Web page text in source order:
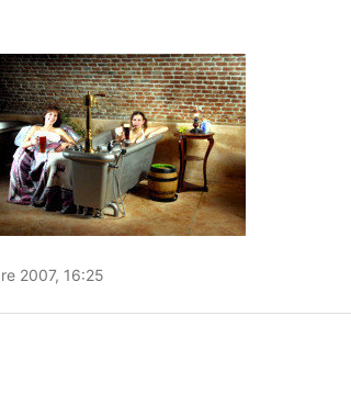
2007, 16:25